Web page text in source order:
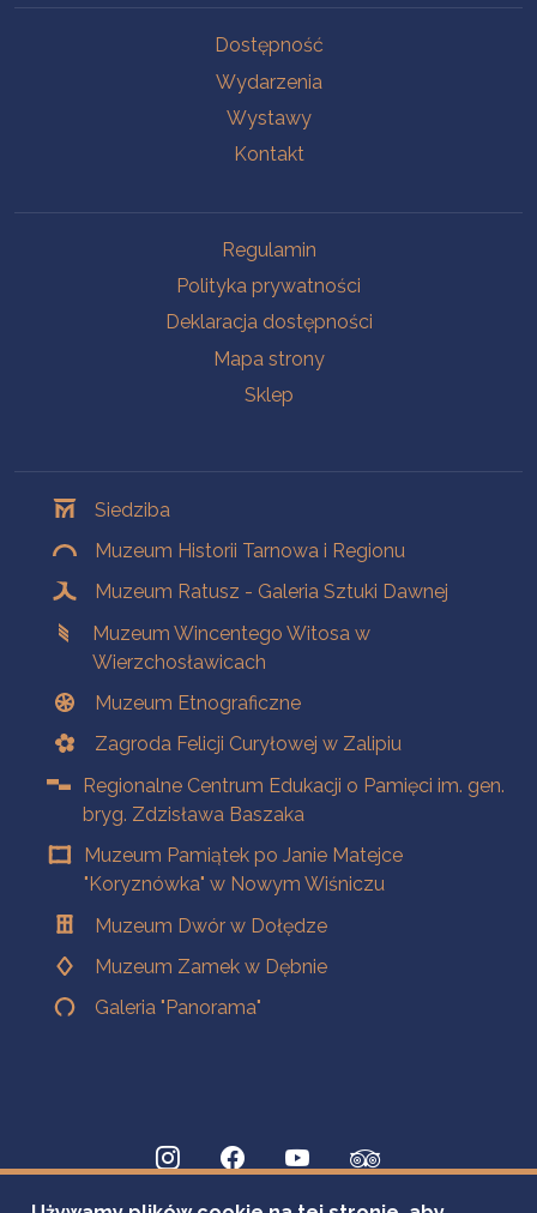
Dostępność
Wydarzenia
Wystawy
Kontakt
Regulamin
Polityka prywatności
Deklaracja dostępności
Mapa strony
Sklep
Siedziba
Muzeum Historii Tarnowa i Regionu
Muzeum Ratusz - Galeria Sztuki Dawnej
Muzeum Wincentego Witosa w
Wierzchosławicach
Muzeum Etnograficzne
Zagroda Felicji Curyłowej w Zalipiu
Regionalne Centrum Edukacji o Pamięci im. gen.
bryg. Zdzisława Baszaka
Muzeum Pamiątek po Janie Matejce
"Koryznówka" w Nowym Wiśniczu
Muzeum Dwór w Dołędze
Muzeum Zamek w Dębnie
Galeria "Panorama"